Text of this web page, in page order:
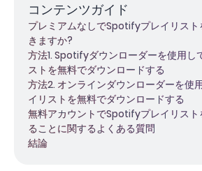
コンテンツガイド
プレミアムなしでSpotifyプレイリス
きますか?
方法1. Spotifyダウンローダーを使用し
ストを無料でダウンロードする
方法2. オンラインダウンローダーを使
イリストを無料でダウンロードする
無料アカウントでSpotifyプレイリスト
ることに関するよくある質問
結論